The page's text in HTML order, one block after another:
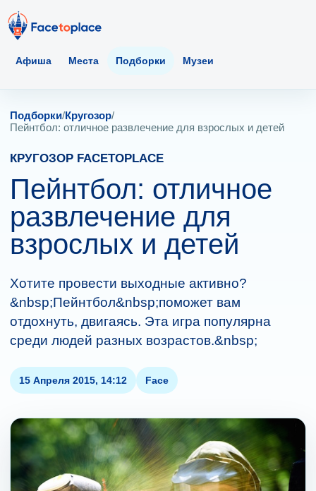
Афиша Места Подборки Музеи
Подборки/Кругозор/
Пейнтбол: отличное развлечение для взрослых и детей
КРУГОЗОР FACETOPLACE
Пейнтбол: отличное
развлечение для
взрослых и детей
Хотите провести выходные активно?
&nbsp;Пейнтбол&nbsp;поможет вам
отдохнуть, двигаясь. Эта игра популярна
среди людей разных возрастов.&nbsp;
15 Апреля 2015, 14:12 Face